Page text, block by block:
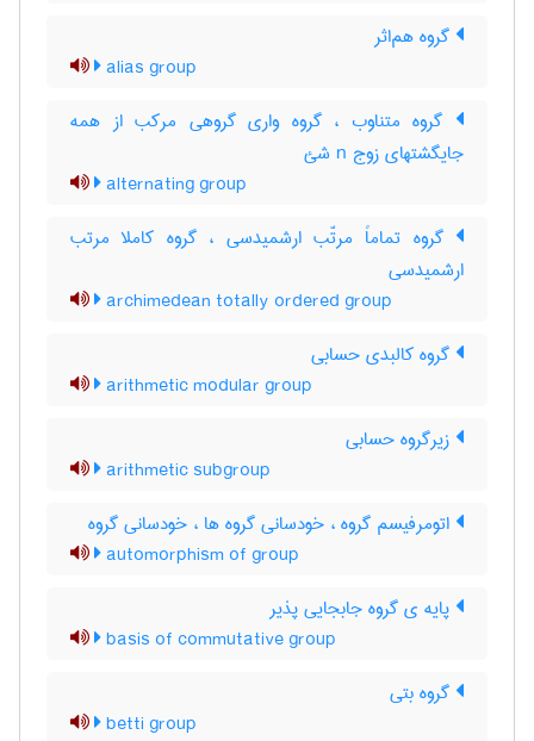
گروه هم‌اثر
alias group
گروه متناوب ، گروه واری گروهی مرکب از همه
جایگشتهای زوج n شئ
alternating group
گروه تماماً مرتّب ارشمیدسی ، گروه کاملا مرتب
ارشمیدسی
archimedean totally ordered group
گروه کالبدی حسابی
arithmetic modular group
زیرگروه حسابی
arithmetic subgroup
اتومرفیسم گروه ، خودسانی گروه ها ، خودسانی گروه
automorphism of group
پایه ی گروه جابجایی پذیر
basis of commutative group
گروه بتی
betti group